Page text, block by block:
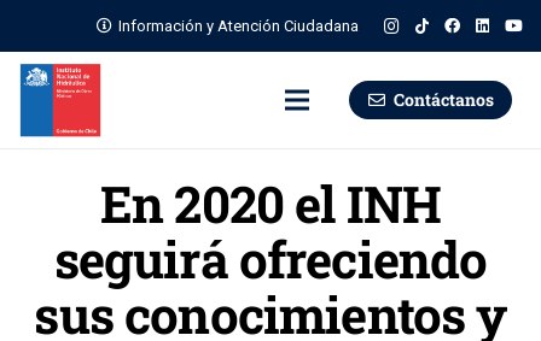
Información y Atención Ciudadana
Contáctanos
En 2020 el INH
seguirá ofreciendo
sus conocimientos y